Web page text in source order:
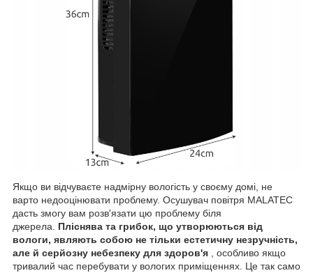
Якщо ви відчуваєте надмірну вологість у своєму домі, не
варто недооцінювати проблему. Осушувач повітря MALATEC
дасть змогу вам розв'язати цю проблему біля
джерела. Пліснява та грибок, що утворюються від
вологи, являють собою не тільки естетичну незручність,
але й серйозну небезпеку для здоров'я , особливо якщо
тривалий час перебувати у вологих приміщеннях. Це так само